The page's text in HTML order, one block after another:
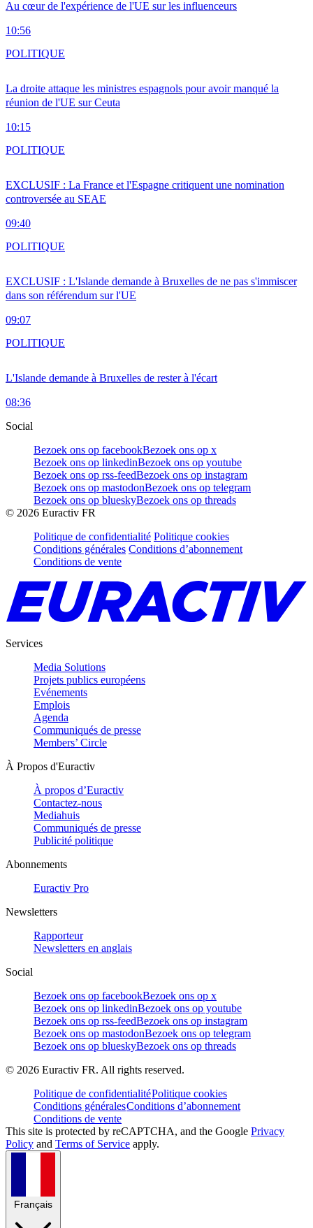
Au cœur de l'expérience de l'UE sur les influenceurs
10:56
La droite attaque les ministres espagnols pour avoir manqué la
réunion de l'UE sur Ceuta
10:15
POLITIQUE
EXCLUSIF : La France et l'Espagne critiquent une nomination
controversée au SEAE
09:40
POLITIQUE
EXCLUSIF : L'Islande demande à Bruxelles de ne pas s'immiscer
dans son référendum sur l'UE
09:07
POLITIQUE
L'Islande demande à Bruxelles de rester à l'écart
08:36
POLITIQUE
Social
Bezoek ons op facebookBezoek ons op x
Bezoek ons op linkedinBezoek ons op youtube
Bezoek ons op rss-feedBezoek ons op instagram
Bezoek ons op mastodonBezoek ons op telegram
Bezoek ons op blueskyBezoek ons op threads
© 2026 Euractiv FR
Politique de confidentialité Politique cookies
Conditions générales Conditions d’abonnement
Conditions de vente
Services
Media Solutions
Projets publics européens
Evénements
Emplois
Agenda
Communiqués de presse
Members’ Circle
À Propos d'Euractiv
À propos d’Euractiv
Contactez-nous
Mediahuis
Communiqués de presse
Publicité politique
Abonnements
Euractiv Pro
Newsletters
Rapporteur
Newsletters en anglais
Social
Bezoek ons op facebookBezoek ons op x
Bezoek ons op linkedinBezoek ons op youtube
Bezoek ons op rss-feedBezoek ons op instagram
Bezoek ons op mastodonBezoek ons op telegram
Bezoek ons op blueskyBezoek ons op threads
© 2026 Euractiv FR. All rights reserved.
Politique de confidentialitéPolitique cookies
Conditions généralesConditions d’abonnement
Conditions de vente
This site is protected by reCAPTCHA, and the Google Privacy
Policy and Terms of Service apply.
Français